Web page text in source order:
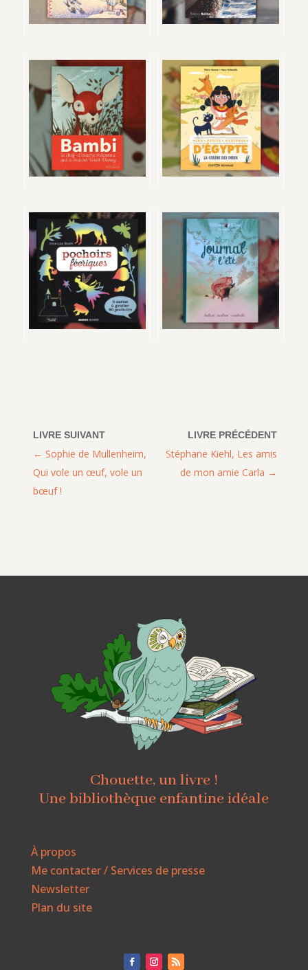
Stéphane Kiehl, Les amis
de mon amie Carla
Sophie de Mullenheim,
Qui vole un œuf, vole un
bœuf !
Chouette, un livre !
Une bibliothèque enfantine idéale
À propos
Me contacter / Services de presse
Newsletter
Plan du site